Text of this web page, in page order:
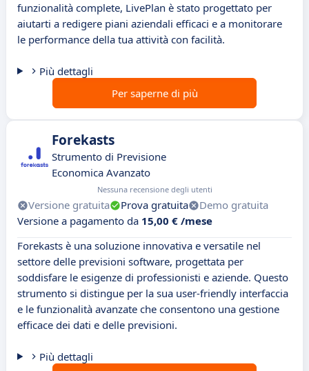
funzionalità complete, LivePlan è stato progettato per
aiutarti a redigere piani aziendali efficaci e a monitorare
le performance della tua attività con facilità.
Più dettagli
Per saperne di più
Forekasts
Strumento di Previsione
Economica Avanzato
Nessuna recensione degli utenti
Versione gratuita Prova gratuita
Demo gratuita
Versione a pagamento da 15,00 € /mese
Forekasts è una soluzione innovativa e versatile nel
settore delle previsioni software, progettata per
soddisfare le esigenze di professionisti e aziende. Questo
strumento si distingue per la sua user-friendly interfaccia
e le funzionalità avanzate che consentono una gestione
efficace dei dati e delle previsioni.
Più dettagli